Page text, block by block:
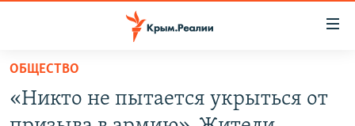
Вернуться
основному
содержанию
ОБЩЕСТВО
«Никто не пытается укрыться от